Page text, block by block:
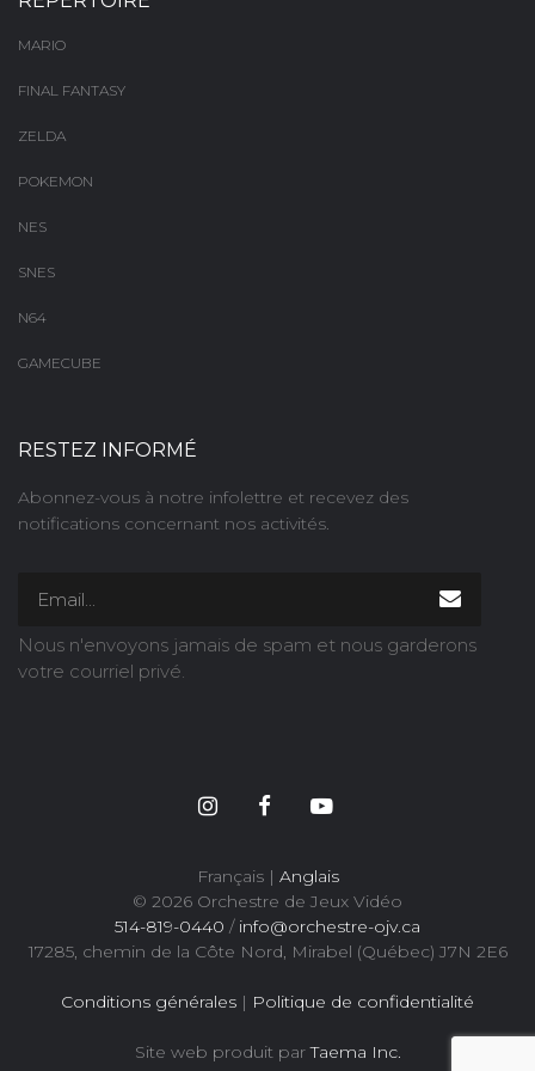
MARIO
FINAL FANTASY
ZELDA
POKEMON
NES
SNES
N64
GAMECUBE
RESTEZ INFORMÉ
Abonnez-vous à notre infolettre et recevez des
notifications concernant nos activités.
Nous n'envoyons jamais de spam et nous garderons
votre courriel privé.
Français | Anglais
© 2026 Orchestre de Jeux Vidéo
514-819-0440 / info@orchestre-ojv.ca
17285, chemin de la Côte Nord, Mirabel (Québec) J7N 2E6
Conditions générales | Politique de confidentialité
Site web produit parTaema Inc.